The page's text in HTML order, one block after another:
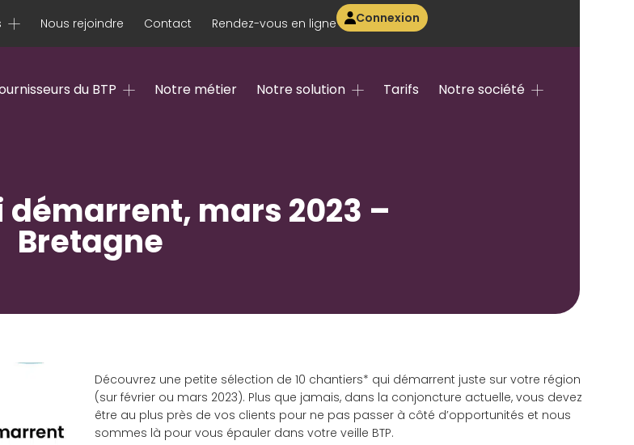
Nous rejoindre Contact Rendez-vous en ligne Connexion
du BTP Notre métier Notre solution Tarifs Notre société
mars 2023 –
Bretagne
Découvrez une petite sélection de 10 chantiers* qui démarrent juste sur votre région
(sur février ou mars 2023). Plus que jamais, dans la conjoncture actuelle, vous devez
être au plus près de vos clients pour ne pas passer à côté d’opportunités et nous
sommes là pour vous épauler dans votre veille BTP.